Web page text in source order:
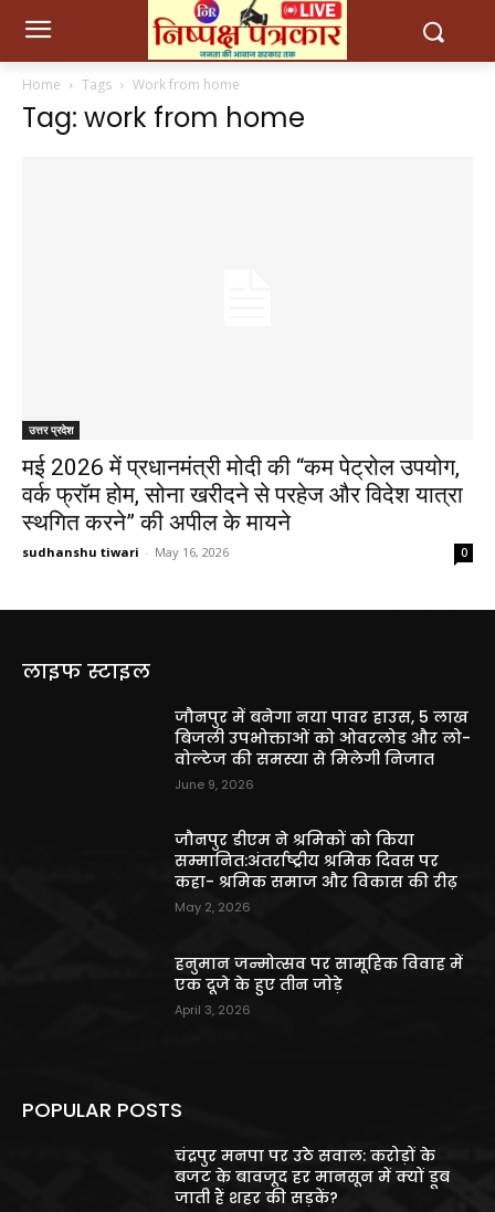
Home Tags Work from home
Tag: work from home
उत्तर प्रदेश
मई 2026 में प्रधानमंत्री मोदी की “कम पेट्रोल उपयोग,
वर्क फ्रॉम होम, सोना खरीदने से परहेज और विदेश यात्रा
स्थगित करने” की अपील के मायने
sudhanshu tiwari - May 16, 2026 0
लाइफ स्टाइल
जौनपुर में बनेगा नया पावर हाउस, 5 लाख
बिजली उपभोक्ताओं को ओवरलोड और लो-
वोल्टेज की समस्या से मिलेगी निजात
June 9, 2026
जौनपुर डीएम ने श्रमिकों को किया
सम्मानित:अंतर्राष्ट्रीय श्रमिक दिवस पर
कहा- श्रमिक समाज और विकास की रीढ़
May 2, 2026
हनुमान जन्मोत्सव पर सामूहिक विवाह में
एक दूजे के हुए तीन जोड़े
April 3, 2026
POPULAR POSTS
चंद्रपुर मनपा पर उठे सवाल: करोड़ों के
बजट के बावजूद हर मानसून में क्यों डूब
जाती हैं शहर की सड़कें?